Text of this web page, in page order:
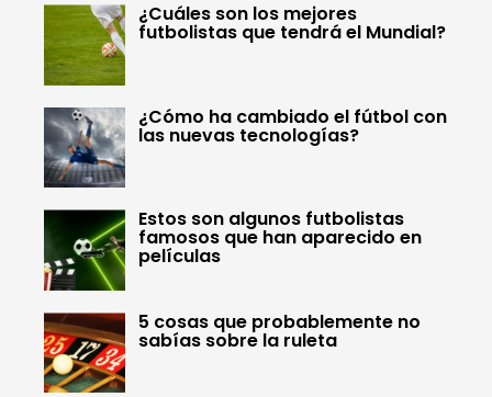
¿Cuáles son los mejores
futbolistas que tendrá el Mundial?
¿Cómo ha cambiado el fútbol con
las nuevas tecnologías?
Estos son algunos futbolistas
famosos que han aparecido en
películas
5 cosas que probablemente no
sabías sobre la ruleta